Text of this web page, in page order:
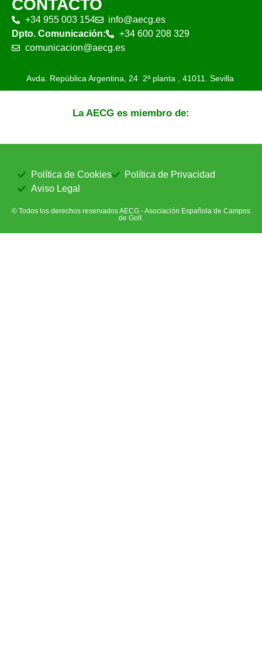
CONTACTO
+34 955 003 154
info@aecg.es
Dpto. Comunicación:
+34 600 208 329
comunicacion@aecg.es
Avda. República Argentina, 24 2ª planta , 41011. Sevilla
La AECG es miembro de:
© Todos los derechos reservados AECG - Asociación Española de Campos
de Golf.
Política de Cookies
Política de Privacidad
Aviso Legal